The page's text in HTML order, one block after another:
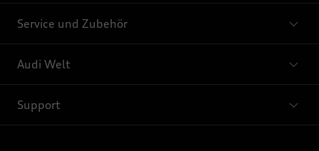
Service und Zubehör
Audi Welt
Support